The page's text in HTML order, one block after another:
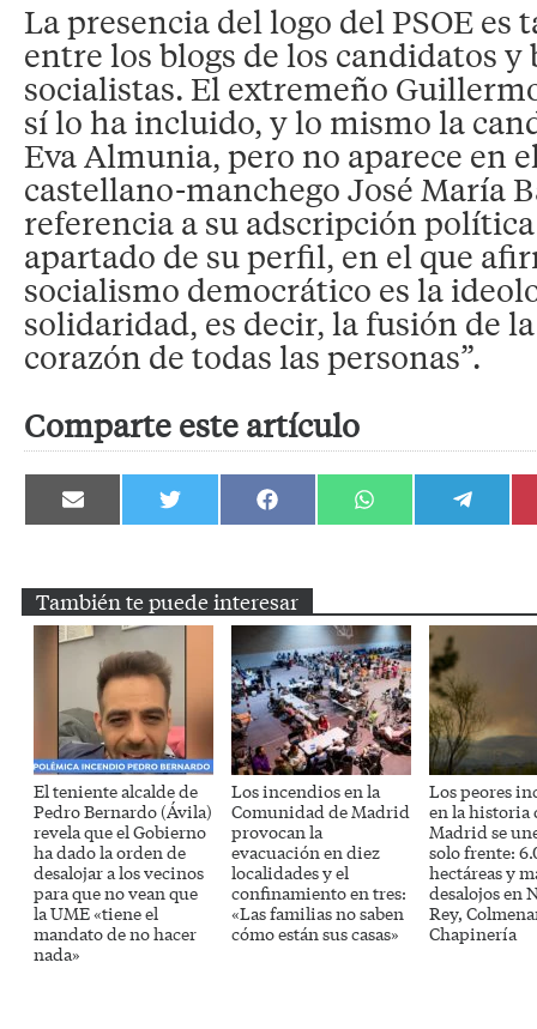
La presencia del logo del PSOE es
entre los blogs de los candidatos y
socialistas. El extremeño
sí lo ha incluido, y lo mismo la
Eva Almunia, pero no aparece en
castellano-manchego José María
referencia a su adscripción
apartado de su perfil, en el que
socialismo democrático es la
solidaridad, es decir, la fusión de
corazón de todas las personas”.
Comparte este artículo
Compartir
en
Compartir
en
Compartir
en
Compartir
en
Compartir
en
También te puede interesar
El teniente alcalde de
Pedro Bernardo (Ávila)
revela que el Gobierno
ha dado la orden de
desalojar a los vecinos
para que no vean que
la UME «tiene el
mandato de no hacer
nada»
Los incendios en la
Comunidad de Madrid
provocan la
evacuación en diez
localidades y el
confinamiento en tres:
«Las familias no saben
cómo están sus casas»
Los peores
en la historia
Madrid se
solo frente:
hectáreas y
desalojos en
Rey,
Chapinería